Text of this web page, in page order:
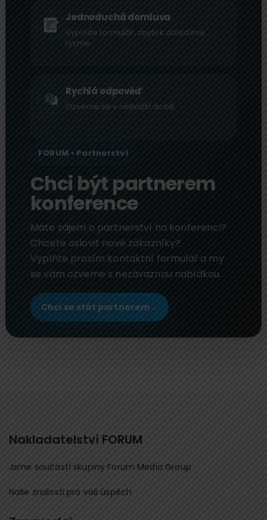
FORUM • Partnerství
Chci být partnerem
konference
Máte zájem o partnerství na konferenci?
Chcete oslovit nové zákazníky?
Vyplňte prosím kontaktní formulář a my
se vám ozveme s nezávaznou nabídkou.
Chci se stát partnerem→
Jednoduchá domluva
Vyplníte formulář, zbytek doladíme
rychle.
Rychlá odpověď
Ozveme se v nejbližší době.
Nakladatelství FORUM
Jsme součástí skupiny Forum Media Group
Naše znalosti pro váš úspěch